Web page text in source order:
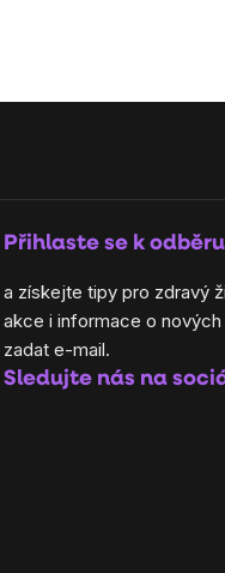
Přihlaste se k
a získejte tipy pro zdravý
akce i informace o
zadat e-mail.
Sledujte nás na